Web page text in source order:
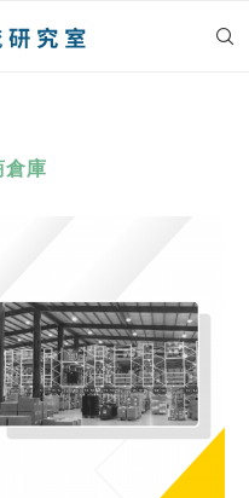
倉庫